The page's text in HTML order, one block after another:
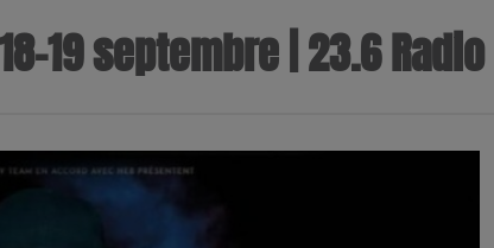
19 septembre | 23.6 Radio